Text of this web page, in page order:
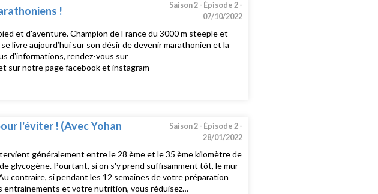
! Saison 2 - Épisode 2 -
07/10/2022
et d'aventure. Champion de France du 3000 m steeple et
livre aujourd’hui sur son désir de devenir marathonien et la
d'informations, rendez-vous sur
sur notre page facebook et instagram
l'éviter ! (Avec Yohan
Saison 2 - Épisode 2 -
28/01/2022
généralement entre le 28 ème et le 35 ème kilomètre de
glycogène. Pourtant, si on s'y prend suffisamment tôt, le mur
contraire, si pendant les 12 semaines de votre préparation
entrainements et votre nutrition, vous réduisez